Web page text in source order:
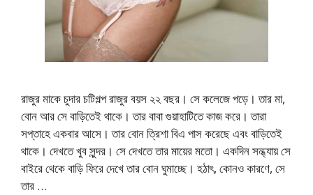
রাজুর মাকে চুদার চটিগল্প রাজুর বয়স ২২ বছর। সে কলেজে পড়ে। তার মা,
বোন আর সে বাড়িতেই থাকে। তার বাবা গুয়াহাটিতে কাজ করে। তারা
সপ্তাহে একবার আসে। তার বোন ত্রিশা বিএ পাস করেছে এবং বাড়িতেই
থাকে। দেখতে খুব সুন্দর। সে দেখতে তার মায়ের মতো। একদিন সন্ধ্যায় সে
বাইরে থেকে বাড়ি ফিরে দেখে তার বোন ঘুমাচ্ছে। হঠাৎ, কোনও কারণে, সে
তার …